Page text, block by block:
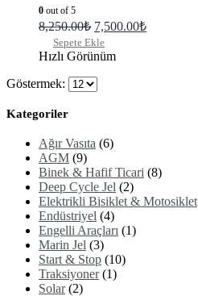
0 out of 5
8,250.00₺ 7,500.00₺
Sepete Ekle
Hızlı Görünüm
Göstermek:
Kategoriler
Ağır Vasıta (6)
AGM (9)
Binek & Hafif Ticari (8)
Deep Cycle Jel (2)
Elektrikli Bisiklet & Motosiklet
Endüstriyel (4)
Engelli Araçları (1)
Marin Jel (3)
Start & Stop (10)
Traksiyoner (1)
Solar (2)